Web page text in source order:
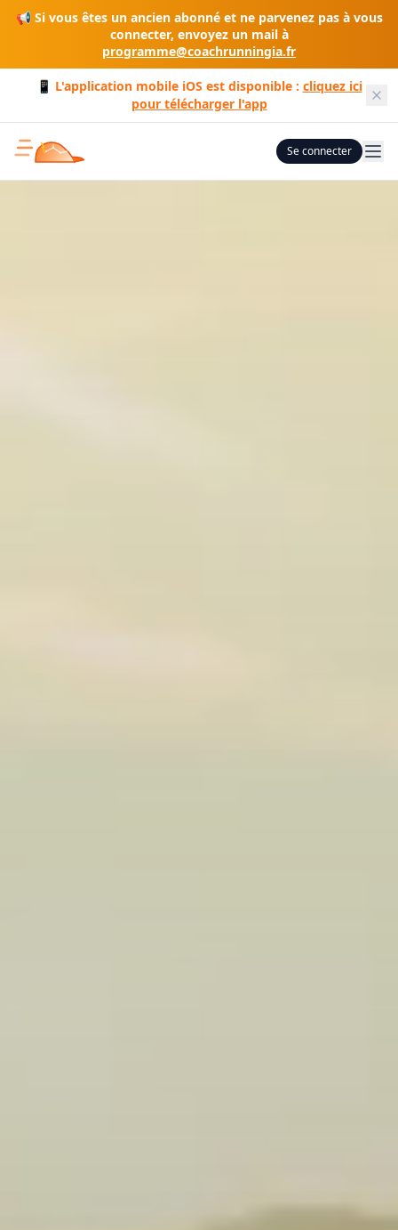
📢 Si vous êtes un ancien abonné et ne parvenez pas à vous
connecter, envoyez un mail à
programme@coachrunningia.fr
📱 L'application mobile iOS est disponible : cliquez ici
pour télécharger l'app
Se connecter